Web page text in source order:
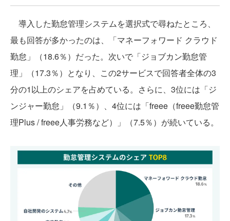
導入した勤怠管理システムを選択式で尋ねたところ、
最も回答が多かったのは、「マネーフォワード クラウド
勤怠」（18.6％）だった。次いで「ジョブカン勤怠管
理」（17.3％）となり、この2サービスで回答者全体の3
分の1以上のシェアを占めている。さらに、3位には「ジ
ンジャー勤怠」（9.1％）、4位には「freee（freee勤怠管
理Plus / freee人事労務など）」（7.5％）が続いている。